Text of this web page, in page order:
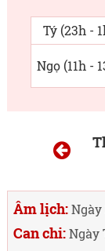
Tý (23h -
Ngọ (11h -
Âm lịch:Ngày
Can chi:Ngày